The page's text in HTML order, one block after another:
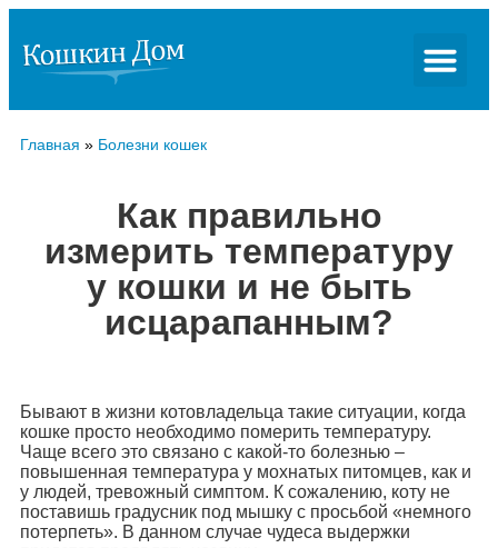
Главная » Болезни кошек
Как правильно
измерить температуру
у кошки и не быть
исцарапанным?
Бывают в жизни котовладельца такие ситуации, когда
кошке просто необходимо померить температуру.
Чаще всего это связано с какой-то болезнью –
повышенная температура у мохнатых питомцев, как и
у людей, тревожный симптом. К сожалению, коту не
поставишь градусник под мышку с просьбой «немного
потерпеть». В данном случае чудеса выдержки